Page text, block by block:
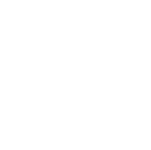
Nézd meg a